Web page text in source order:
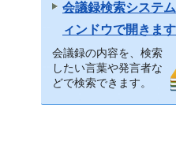
会議録検索システ
ィンドウで開きます
会議録の内容を、検索
したい言葉や発言者な
どで検索できます。